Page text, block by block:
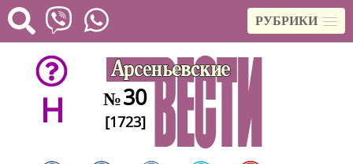
РУБРИКИ
H №30
[1723]